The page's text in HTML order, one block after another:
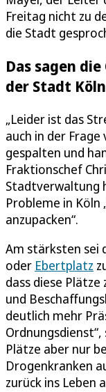
Freitag nicht zu
die Stadt
Das sagen
der Stadt Köln
„Leider ist das
auch in der
gespalten und
Fraktionschef
Stadtverwaltung
Probleme in
anzupacken“.
Am stärksten sei
oder Ebertplatz
dass diese
und
deutlich mehr
Plätze aber nur
Drogenkranken
zurück ins Leben